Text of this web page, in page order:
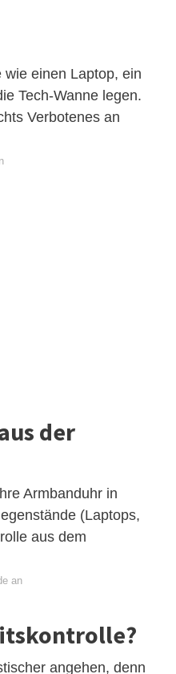
einen Laptop, ein
Tech-Wanne legen.
Verbotenes an
der
Armbanduhr in
(Laptops,
aus dem
an
angehen, denn